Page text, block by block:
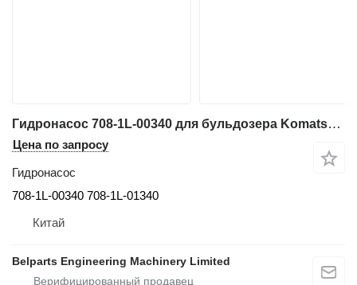
Гидронасос 708-1L-00340 для бульдозера Komatsu D275A-5D
Цена по запросу
Гидронасос
708-1L-00340 708-1L-01340
Китай
Belparts Engineering Machinery Limited